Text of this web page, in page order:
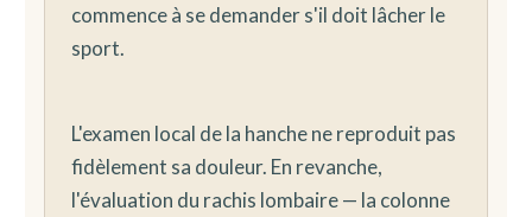
commence à se demander s'il doit lâcher le
sport.
L'examen local de la hanche ne reproduit pas
fidèlement sa douleur. En revanche,
l'évaluation du rachis lombaire — la colonne